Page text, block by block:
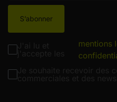
S’abonner
mentions